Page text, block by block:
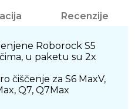
Recenzije
Roborock S5
u paketu su 2x
čiščenje za S6 MaxV,
Q7, Q7Max